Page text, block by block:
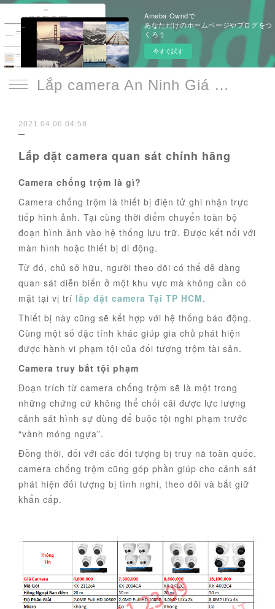
Ameba Owndで
あなただけのホームページやブログをつ
くろう
今すぐ試す
Lắp camera An Ninh Giá Rẻ Chính Hãng
2021.04.06 04:58
Lắp đặt camera quan sát chính hãng
Camera chống trộm là gì?
Camera chống trộm là thiết bị điện tử ghi nhận trực
tiếp hình ảnh. Tại cùng thời điểm chuyển toàn bộ
đoạn hình ảnh vào hệ thống lưu trữ. Được kết nối với
màn hình hoặc thiết bị di động.
Từ đó, chủ sở hữu, người theo dõi có thể dễ dàng
quan sát diễn biến ở một khu vực mà không cần có
mặt tại vị trí lắp đặt camera Tại TP HCM.
Thiết bị này cũng sẽ kết hợp với hệ thống báo động.
Cùng một số đặc tính khác giúp gia chủ phát hiện
được hành vi phạm tội của đối tượng trộm tài sản.
Camera truy bắt tội phạm
Đoạn trích từ camera chống trộm sẽ là một trong
những chứng cứ không thể chối cãi được lực lượng
cảnh sát hình sự dùng để buộc tội nghi phạm trước
“vành móng ngựa”.
Đồng thời, đối với các đối tượng bị truy nã toàn quốc,
camera chống trộm cũng góp phần giúp cho cảnh sát
phát hiện đối tượng bị tình nghi, theo dõi và bắt giữ
khẩn cấp.